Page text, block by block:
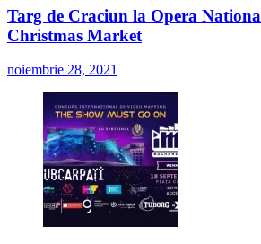
Targ de Craciun la Opera
Christmas Market
noiembrie 28, 2021